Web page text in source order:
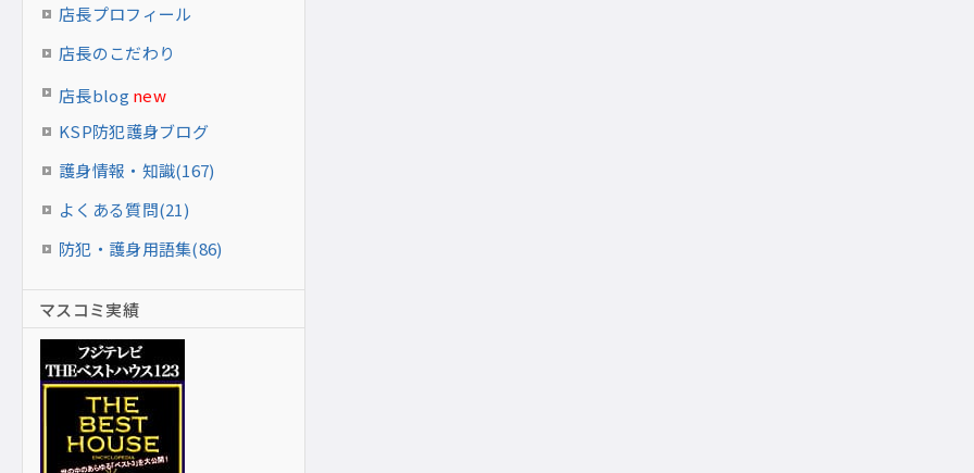
店長プロフィール
店長のこだわり
店長blog new
KSP防犯護身ブログ
護身情報・知識(167)
よくある質問(21)
防犯・護身用語集(86)
マスコミ実績